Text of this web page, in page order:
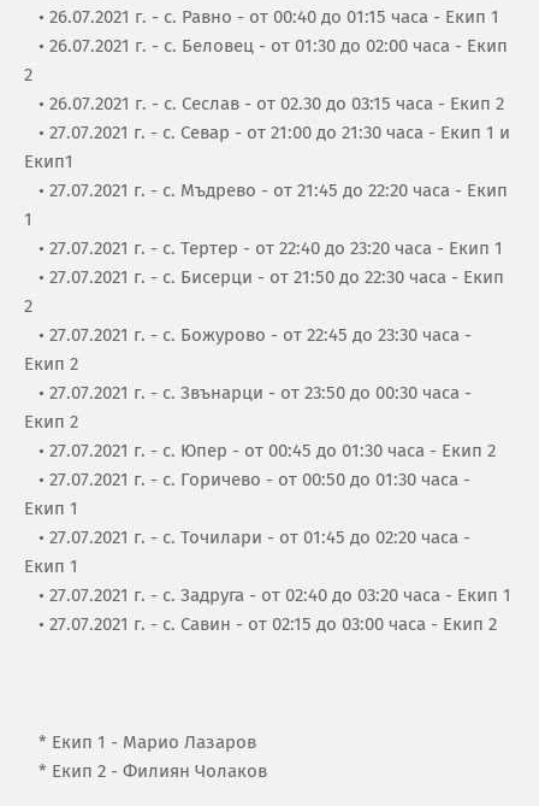
• 26.07.2021 г. - с. Равно - от 00:40 до 01:15 часа - Екип 1
• 26.07.2021 г. - с. Беловец - от 01:30 до 02:00 часа - Екип
2
• 26.07.2021 г. - с. Сеслав - от 02.30 до 03:15 часа - Екип 2
• 27.07.2021 г. - с. Севар - от 21:00 до 21:30 часа - Екип 1 и
Екип1
• 27.07.2021 г. - с. Мъдрево - от 21:45 до 22:20 часа - Екип
1
• 27.07.2021 г. - с. Тертер - от 22:40 до 23:20 часа - Екип 1
• 27.07.2021 г. - с. Бисерци - от 21:50 до 22:30 часа - Екип
2
• 27.07.2021 г. - с. Божурово - от 22:45 до 23:30 часа -
Екип 2
• 27.07.2021 г. - с. Звънарци - от 23:50 до 00:30 часа -
Екип 2
• 27.07.2021 г. - с. Юпер - от 00:45 до 01:30 часа - Екип 2
• 27.07.2021 г. - с. Горичево - от 00:50 до 01:30 часа -
Екип 1
• 27.07.2021 г. - с. Точилари - от 01:45 до 02:20 часа -
Екип 1
• 27.07.2021 г. - с. Задруга - от 02:40 до 03:20 часа - Екип 1
• 27.07.2021 г. - с. Савин - от 02:15 до 03:00 часа - Екип 2
* Екип 1 - Марио Лазаров
* Екип 2 - Филиян Чолаков